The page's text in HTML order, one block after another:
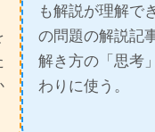
も解説が理解で
の問題の解説記
解き方の「思考
わりに使う。